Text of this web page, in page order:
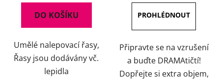
DO KOŠÍKU
Umělé nalepovací řasy,
Řasy jsou dodávány vč.
lepidla
4,7
z
5
hvězdiček.
Připravte se na vzrušení
a buďte DRAMAtičtí!
Dopřejte si extra objem,